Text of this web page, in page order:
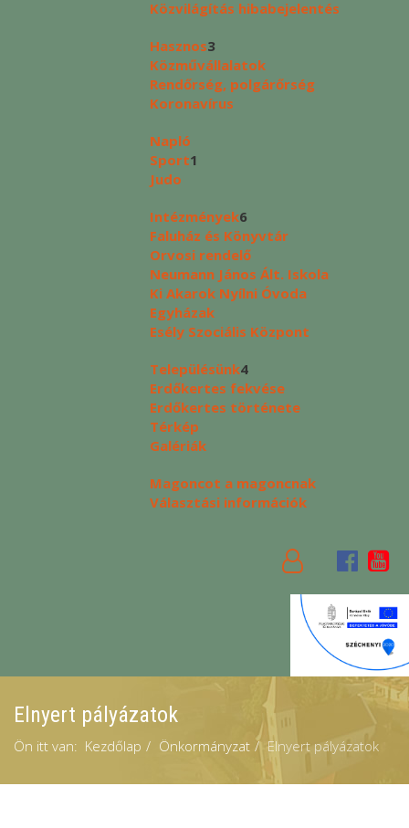
Közvilágítás hibabejelentés
Hasznos3
Közművállalatok
Rendőrség, polgárőrség
Koronavírus
Napló
Sport1
Judo
Intézmények6
Faluház és Könyvtár
Orvosi rendelő
Neumann János Ált. Iskola
Ki Akarok Nyílni Óvoda
Egyházak
Esély Szociális Központ
Településünk4
Erdőkertes fekvése
Erdőkertes története
Térkép
Galériák
Magoncot a magoncnak
Választási információk
Elnyert pályázatok
Ön itt van: Kezdőlap Önkormányzat Elnyert pályázatok